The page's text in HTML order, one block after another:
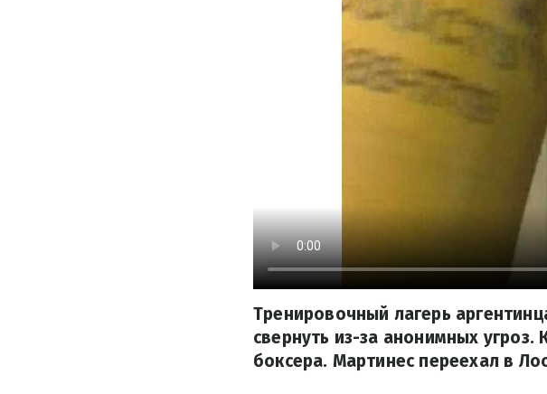
Тренировочный лагерь
свернуть из-за анонимных
боксера. Мартинес переехал в